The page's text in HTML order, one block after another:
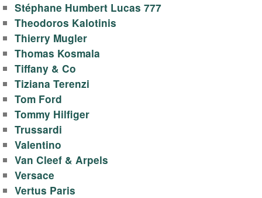
Stéphane Humbert Lucas 777
Theodoros Kalotinis
Thierry Mugler
Thomas Kosmala
Tiffany & Co
Tiziana Terenzi
Tom Ford
Tommy Hilfiger
Trussardi
Valentino
Van Cleef & Arpels
Versace
Vertus Paris